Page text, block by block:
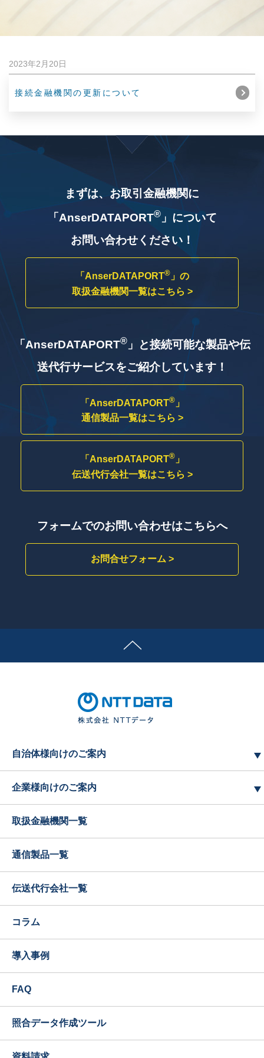
2023年2月20日
接続金融機関の更新について
まずは、お取引金融機関に
「AnserDATAPORT®」について
お問い合わせください！
「AnserDATAPORT®」の
取扱金融機関一覧はこちら >
「AnserDATAPORT®」と接続可能な製品や伝
送代行サービスをご紹介しています！
「AnserDATAPORT®」
通信製品一覧はこちら >
「AnserDATAPORT®」
伝送代行会社一覧はこちら >
フォームでのお問い合わせはこちらへ
お問合せフォーム >
自治体様向けのご案内
企業様向けのご案内
取扱金融機関一覧
通信製品一覧
伝送代行会社一覧
コラム
導入事例
FAQ
照合データ作成ツール